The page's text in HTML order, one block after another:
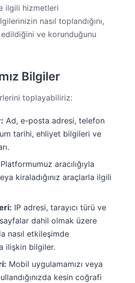
ilgili hizmetleri
nasıl toplandığını,
edildiğini ve korunduğunu
Bilgiler
toplayabiliriz:
Ad, e-posta adresi, telefon
tarihi, ehliyet bilgileri ve
Platformumuz aracılığıyla
kiraladığınız araçlarla ilgili
IP adresi, tarayıcı türü ve
dahil olmak üzere
nasıl etkileşimde
ilişkin bilgiler.
Mobil uygulamamızı veya
kesin coğrafi